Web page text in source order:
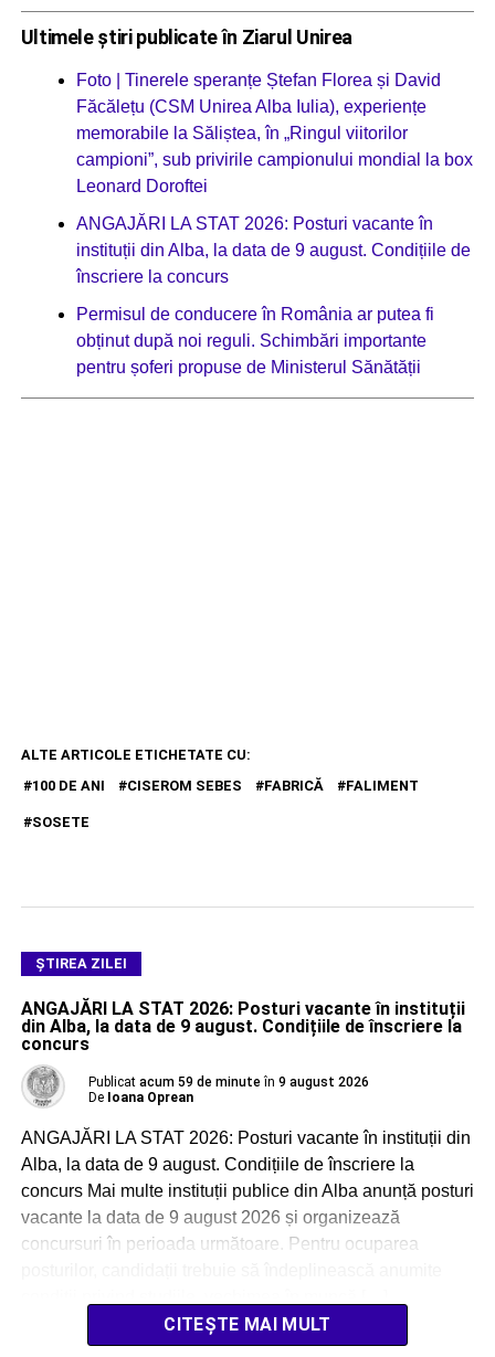
Ultimele știri publicate în Ziarul Unirea
Foto | Tinerele speranțe Ștefan Florea și David
Făcălețu (CSM Unirea Alba Iulia), experiențe
memorabile la Săliștea, în „Ringul viitorilor
campioni”, sub privirile campionului mondial la box
Leonard Doroftei
ANGAJĂRI LA STAT 2026: Posturi vacante în
instituții din Alba, la data de 9 august. Condițiile de
înscriere la concurs
Permisul de conducere în România ar putea fi
obținut după noi reguli. Schimbări importante
pentru șoferi propuse de Ministerul Sănătății
ALTE ARTICOLE ETICHETATE CU:
100 DE ANI
CISEROM SEBES FABRICĂ FALIMENT
SOSETE
ŞTIREA ZILEI
ANGAJĂRI LA STAT 2026: Posturi vacante în instituții
din Alba, la data de 9 august. Condițiile de înscriere la
concurs
Publicat acum 59 de minute în 9 august 2026
De Ioana Oprean
ANGAJĂRI LA STAT 2026: Posturi vacante în instituții din
Alba, la data de 9 august. Condițiile de înscriere la
concurs Mai multe instituții publice din Alba anunță posturi
vacante la data de 9 august 2026 și organizează
concursuri în perioada următoare. Pentru ocuparea
CITEȘTE MAI MULT